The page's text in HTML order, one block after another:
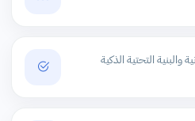
التحتية الذكية